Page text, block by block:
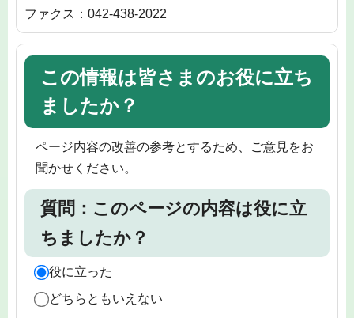
ファクス：042-438-2022
この情報は皆さまのお役に立ち
ましたか？
ページ内容の改善の参考とするため、ご意見をお
聞かせください。
質問：このページの内容は役に立
ちましたか？
役に立った
どちらともいえない